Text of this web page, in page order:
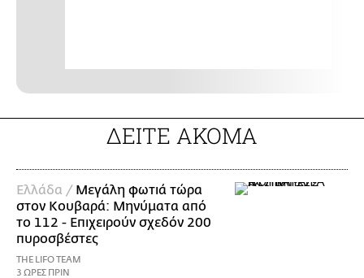
ΔΕΙΤΕ ΑΚΟΜΑ
Ελλάδα / Μεγάλη φωτιά τώρα
στον Κουβαρά: Μηνύματα από
το 112 - Επιχειρούν σχεδόν 200
πυροσβέστες
THE LIFO TEAM
3 ΩΡΕΣ ΠΡΙΝ